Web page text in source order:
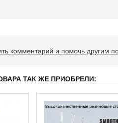
комментарий и помочь другим
ТАК ЖЕ ПРИОБРЕЛИ: